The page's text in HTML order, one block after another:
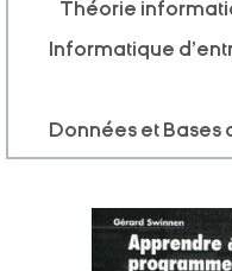
Théorie
Informatique
Données et Bases